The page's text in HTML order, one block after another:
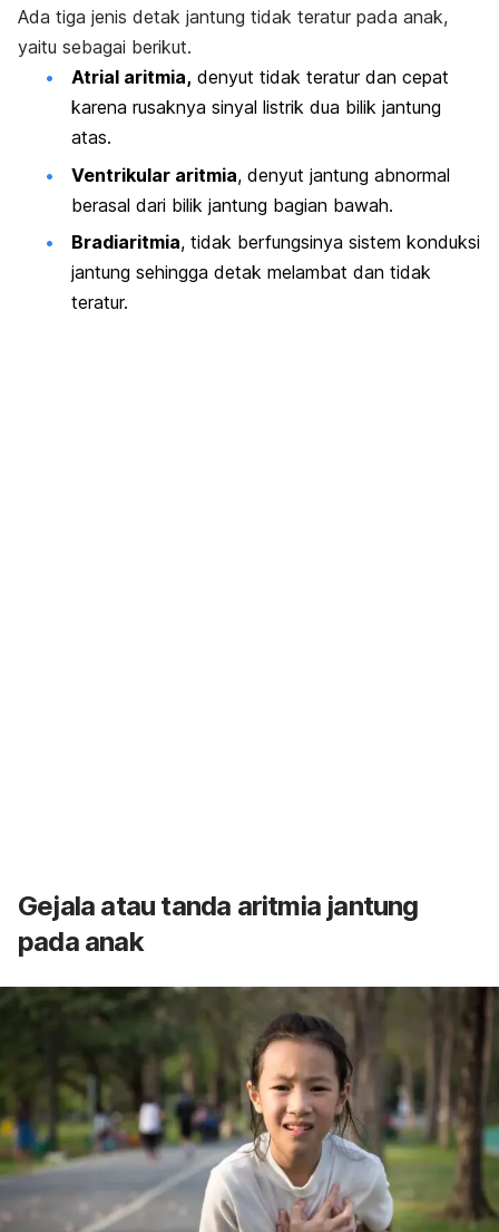
Ada tiga jenis detak jantung tidak teratur pada anak,
yaitu sebagai berikut.
Atrial aritmia, denyut tidak teratur dan cepat
karena rusaknya sinyal listrik dua bilik jantung
atas.
Ventrikular aritmia, denyut jantung abnormal
berasal dari bilik jantung bagian bawah.
Bradiaritmia, tidak berfungsinya sistem konduksi
jantung sehingga detak melambat dan tidak
teratur.
Gejala atau tanda aritmia jantung
pada anak